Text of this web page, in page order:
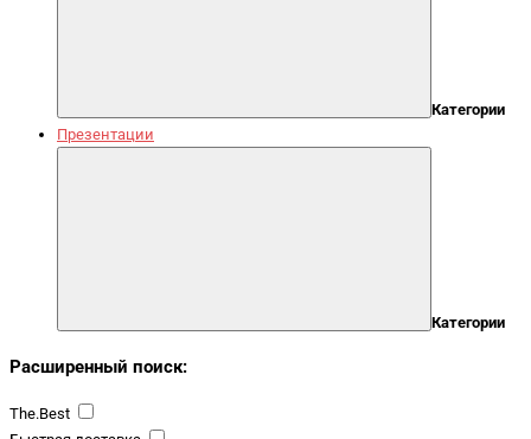
Категории
Презентации
Категории
Расширенный поиск:
The.Best